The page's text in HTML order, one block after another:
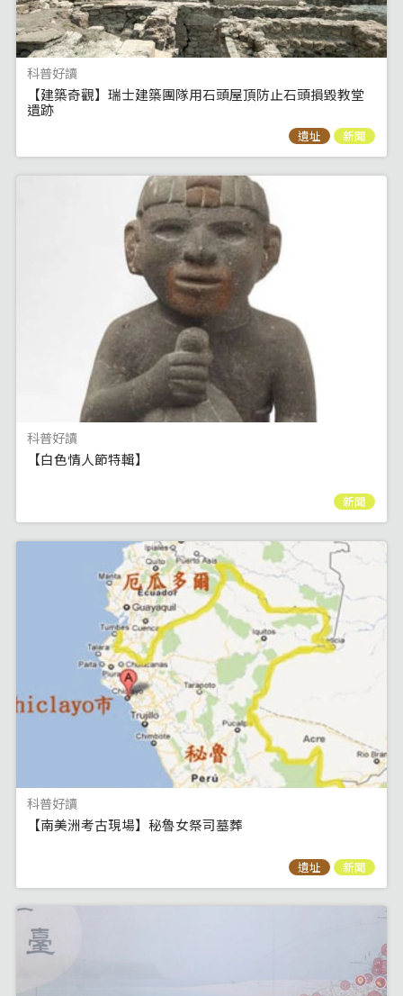
科普好讀
【建築奇觀】瑞士建築團隊用石頭屋頂防止石頭損毀教堂
遺跡
遺址 新聞
科普好讀
【白色情人節特輯】
新聞
科普好讀
【南美洲考古現場】秘魯女祭司墓葬
遺址 新聞